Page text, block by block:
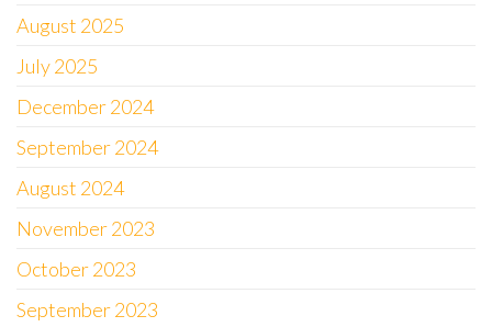
August 2025
July 2025
December 2024
September 2024
August 2024
November 2023
October 2023
September 2023